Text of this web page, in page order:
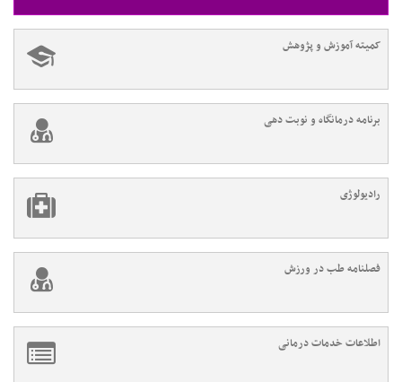
کمیته آموزش و پژوهش
برنامه درمانگاه و نوبت دهی
رادیولوژی
فصلنامه طب در ورزش
اطلاعات خدمات درمانی